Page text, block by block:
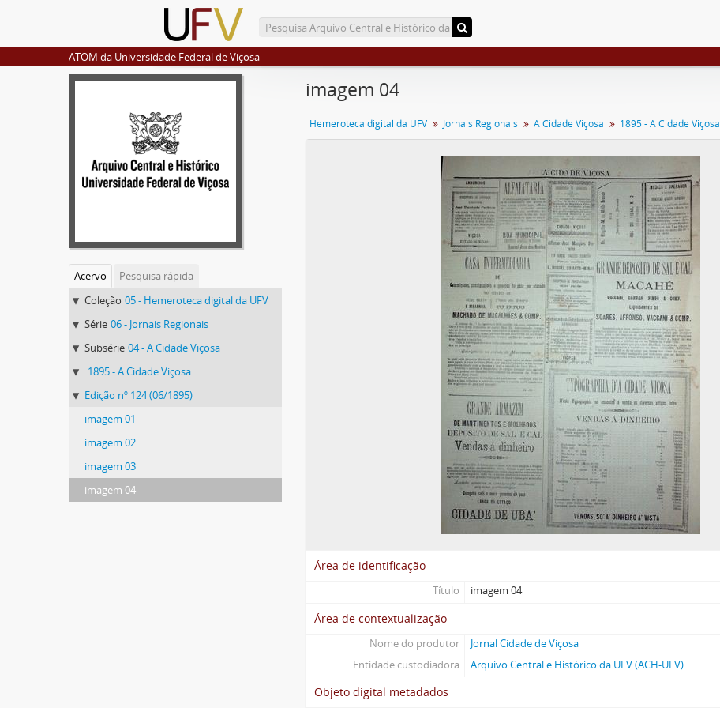
ATOM da Universidade Federal de Viçosa
Acervo
Pesquisa rápida
Coleção 05 - Hemeroteca digital da UFV
Série 06 - Jornais Regionais
Subsérie 04 - A Cidade Viçosa
1895 - A Cidade Viçosa
Edição nº 124 (06/1895)
imagem 01
imagem 02
imagem 03
imagem 04
imagem 04
Hemeroteca digital da UFV Jornais Regionais A Cidade Viçosa 1895 - A Cidade Viçosa
Área de identificação
Título imagem 04
Área de contextualização
Nome do produtor
Jornal Cidade de Viçosa
Entidade custodiadora
Arquivo Central e Histórico da UFV (ACH-UFV)
Objeto digital metadados